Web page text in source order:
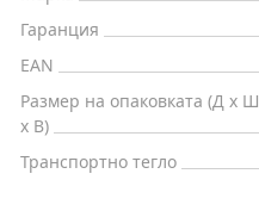
Гаранция
EAN
Размер на опаковката (Д x Ш
x В)
Транспортно тегло